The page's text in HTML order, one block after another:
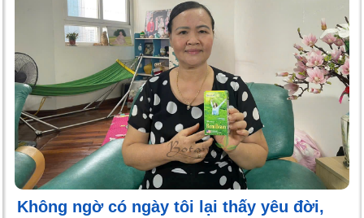
Không ngờ có ngày tôi lại thấy yêu đời,